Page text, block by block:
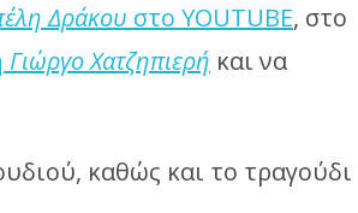
Δράκου στο YOUTUBE, στο
Γιώργο Χατζηπιερή και να
καθώς και το τραγούδι